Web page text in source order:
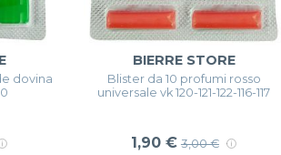
dovina
BIERRE STORE
Blister da 10 profumi rosso
universale vk 120-121-122-116-117
1,90 € 3,00 €